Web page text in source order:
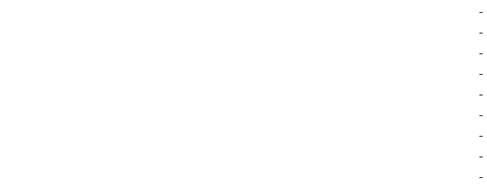
-
-
-
-
-
-
-
-
-